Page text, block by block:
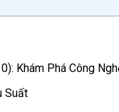
Khám Phá Công
Suất